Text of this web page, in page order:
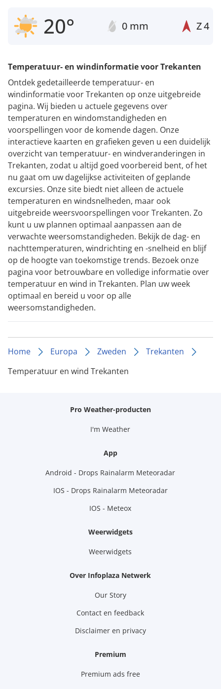
20° 0 mm Z4
Temperatuur- en windinformatie voor Trekanten
Ontdek gedetailleerde temperatuur- en
windinformatie voor Trekanten op onze uitgebreide
pagina. Wij bieden u actuele gegevens over
temperaturen en windomstandigheden en
voorspellingen voor de komende dagen. Onze
interactieve kaarten en grafieken geven u een duidelijk
overzicht van temperatuur- en windveranderingen in
Trekanten, zodat u altijd goed voorbereid bent, of het
nu gaat om uw dagelijkse activiteiten of geplande
excursies. Onze site biedt niet alleen de actuele
temperaturen en windsnelheden, maar ook
uitgebreide weersvoorspellingen voor Trekanten. Zo
kunt u uw plannen optimaal aanpassen aan de
verwachte weersomstandigheden. Bekijk de dag- en
nachttemperaturen, windrichting en -snelheid en blijf
op de hoogte van toekomstige trends. Bezoek onze
pagina voor betrouwbare en volledige informatie over
temperatuur en wind in Trekanten. Plan uw week
optimaal en bereid u voor op alle
weersomstandigheden.
Home Europa Zweden
Trekanten
Temperatuur en wind Trekanten
Pro Weather-producten
I'm Weather
App
Android - Drops Rainalarm Meteoradar
IOS - Drops Rainalarm Meteoradar
IOS - Meteox
Weerwidgets
Weerwidgets
Over Infoplaza Netwerk
Our Story
Contact en feedback
Disclaimer en privacy
Premium
Premium ads free